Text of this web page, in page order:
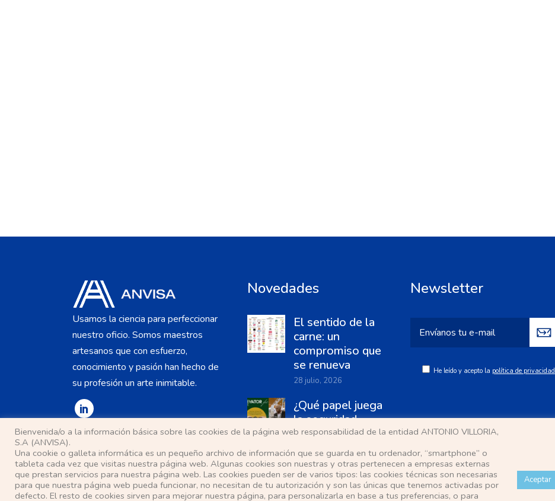
Usamos la ciencia para perfeccionar
nuestro oficio. Somos maestros
artesanos que con esfuerzo,
conocimiento y pasión han hecho de
su profesión un arte inimitable.
Novedades
El sentido de la
carne: un
compromiso que
se renueva
28 julio, 2026
¿Qué papel juega
la seguridad
alimentaria en la
industria cárnica?
25 junio, 2026
Newsletter
He leído y acepto la política de privacidad
Bienvenida/o a la información básica sobre las cookies de la página web responsabilidad de la entidad ANTONIO VILLORIA,
S.A (ANVISA).
Una cookie o galleta informática es un pequeño archivo de información que se guarda en tu ordenador, “smartphone” o
tableta cada vez que visitas nuestra página web. Algunas cookies son nuestras y otras pertenecen a empresas externas
que prestan servicios para nuestra página web. Las cookies pueden ser de varios tipos: las cookies técnicas son necesarias
para que nuestra página web pueda funcionar, no necesitan de tu autorización y son las únicas que tenemos activadas por
defecto. El resto de cookies sirven para mejorar nuestra página, para personalizarla en base a tus preferencias, o para
Aceptar